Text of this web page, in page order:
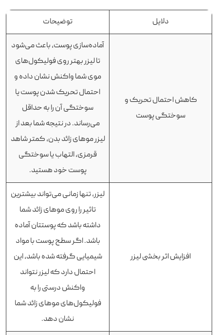
دلایل توضیحات
کاهش احتمال تحریک و
سوختگی پوست
آماده‌سازی پوست، باعث می‌شود
تا لیزر بهتر روی فولیکول‌های
موی شما واکنش نشان داده و
احتمال تحریک شدن پوست یا
سوختگی آن را به حداقل
می‌رساند. در نتیجه شما بعد از
لیزر موهای زائد بدن، کمتر شاهد
قرمزی، التهاب یا سوختگی
پوست خود هستید.
افزایش اثر بخشی لیزر
لیزر، تنها زمانی می‌تواند بیشترین
تاثیر را روی موهای زائد شما
داشته باشد که پوستتان آماده
باشد. اگر سطح پوست با مواد
شیمیایی گرفته شده باشد، این
احتمال دارد که لیزر نتواند
واکنش درستی را به
فولیکول‌های موهای زائد شما
نشان دهد.